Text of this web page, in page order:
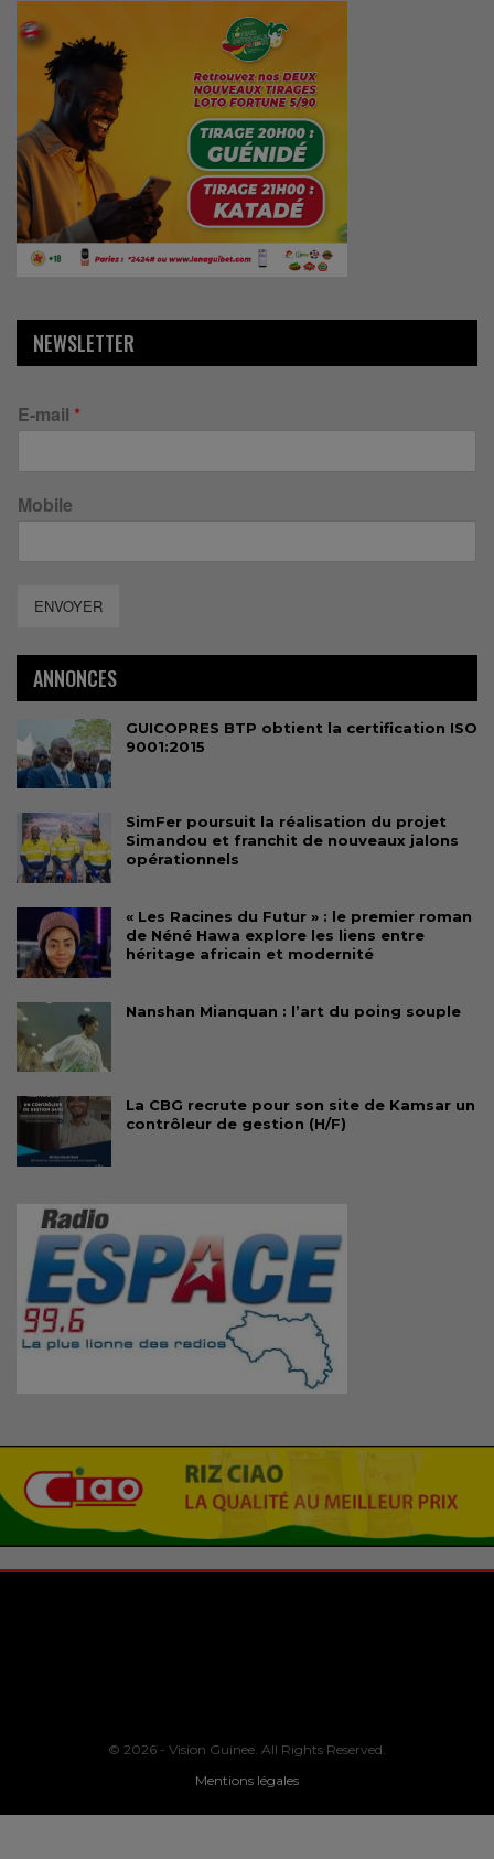
NEWSLETTER
E-mail *
Mobile
ENVOYER
ANNONCES
GUICOPRES BTP obtient la certification ISO
9001:2015
SimFer poursuit la réalisation du projet
Simandou et franchit de nouveaux jalons
opérationnels
« Les Racines du Futur » : le premier roman
de Néné Hawa explore les liens entre
héritage africain et modernité
Nanshan Mianquan : l’art du poing souple
La CBG recrute pour son site de Kamsar un
contrôleur de gestion (H/F)
© 2026 - Vision Guinee. All Rights Reserved.
Mentions légales